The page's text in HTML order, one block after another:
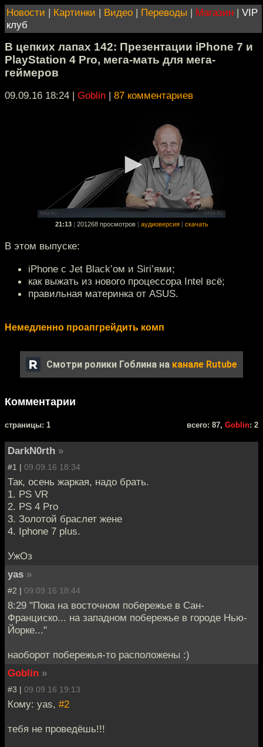
Новости | Картинки | Видео | Переводы | Магазин | VIP
клуб
В цепких лапах 142: Презентации iPhone 7 и
PlayStation 4 Pro, мега-мать для мега-
геймеров
09.09.16 18:24 | Goblin | 87 комментариев
21:13 201268 просмотров аудиоверсия скачать
В этом выпуске:
iPhone с Jet Black’ом и Siri’ями;
как выжать из нового процессора Intel всё;
правильная материнка от ASUS.
Немедленно проапгрейдить комп
Смотри ролики Гоблина на канале Rutube
Комментарии
cтраницы: 1 всего: 87, Goblin: 2
DarkN0rth »
#1 | 09.09.16 18:34
Так, осень жаркая, надо брать.
1. PS VR
2. PS 4 Pro
3. Золотой браслет жене
4. Iphone 7 plus.
УжОз
yas »
#2 | 09.09.16 18:44
8:29 "Пока на восточном побережье в Сан-
Франциско... на западном побережье в городе Нью-
Йорке..."
наоборот побережья-то расположены :)
Goblin »
#3 | 09.09.16 19:13
Кому: yas, #2
тебя не проведёшь!!!